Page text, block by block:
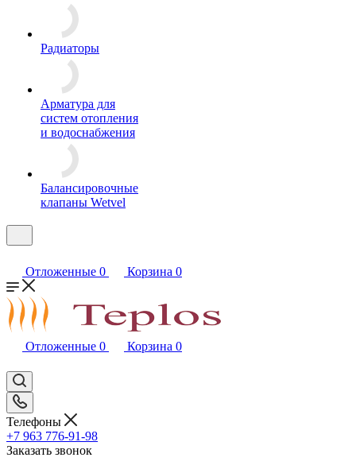
Радиаторы
Арматура для
систем отопления
и водоснабжения
Балансировочные
клапаны Wetvel
Отложенные 0 Корзина 0
Отложенные 0 Корзина 0
Телефоны
+7 963 776-91-98
Заказать звонок